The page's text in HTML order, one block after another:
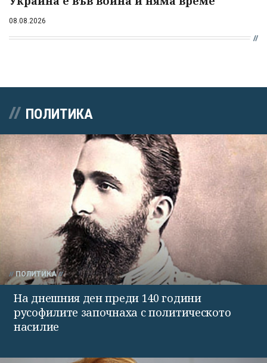
08.08.2026
ПОЛИТИКА
ПОЛИТИКА
На днешния ден преди 140 години
русофилите започнаха с политическото
насилие